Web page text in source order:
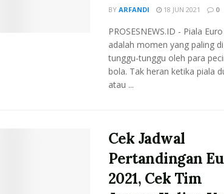
BY ARFANDI 18 JUN 2021 0
PROSESNEWS.ID - Piala Euro
adalah momen yang paling di
tunggu-tunggu oleh para
bola. Tak heran ketika piala
atau ...
Cek Jadwal
Pertandingan
2021, Cek Tim